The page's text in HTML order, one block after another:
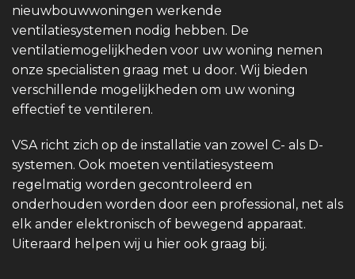
nieuwbouwwoningen werkende
ventilatiesystemen nodig hebben. De
ventilatiemogelijkheden voor uw woning nemen
onze specialisten graag met u door. Wij bieden
verschillende mogelijkheden om uw woning
effectief te ventileren.
VSA richt zich op de installatie van zowel C- als D-
systemen. Ook moeten ventilatiesysteem
regelmatig worden gecontroleerd en
onderhouden worden door een professional, net als
elk ander elektronisch of bewegend apparaat.
Uiteraard helpen wij u hier ook graag bij.